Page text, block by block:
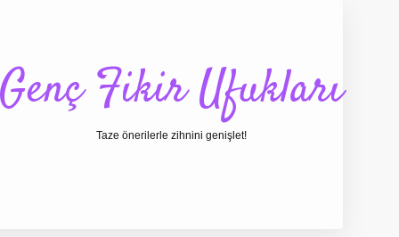
Genç Fikir Ufukları
Taze önerilerle zihnini genişlet!